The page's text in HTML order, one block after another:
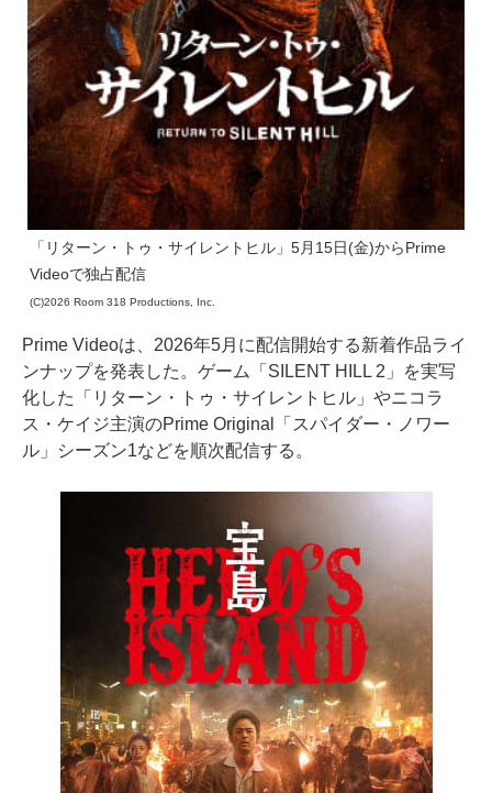
「リターン・トゥ・サイレントヒル」5月15日(金)からPrime
Videoで独占配信
(C)2026 Room 318 Productions, Inc.
Prime Videoは、2026年5月に配信開始する新着作品ライ
ンナップを発表した。ゲーム「SILENT HILL 2」を実写
化した「リターン・トゥ・サイレントヒル」やニコラ
ス・ケイジ主演のPrime Original「スパイダー・ノワー
ル」シーズン1などを順次配信する。